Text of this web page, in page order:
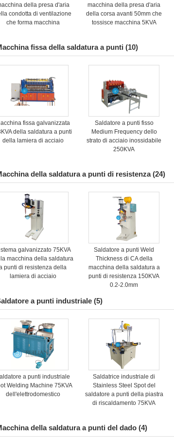
della presa d'aria
condotta di ventilazione
che forma macchina
macchina della presa d'aria
della corsa avanti 50mm che
tossisce macchina 5KVA
fissa della saldatura a punti (10)
fissa galvanizzata
della saldatura a punti
della lamiera di acciaio
Saldatore a punti fisso
Medium Frequency dello
strato di acciaio inossidabile
250KVA
della saldatura a punti di resistenza (24)
galvanizzato 75KVA
macchina della saldatura
punti di resistenza della
lamiera di acciaio
Saldatore a punti Weld
Thickness di CA della
macchina della saldatura a
punti di resistenza 150KVA
0.2-2.0mm
a punti industriale (5)
a punti industriale
Welding Machine 75KVA
dell'elettrodomestico
Saldatrice industriale di
Stainless Steel Spot del
saldatore a punti della piastra
di riscaldamento 75KVA
della saldatura a punti del dado (4)